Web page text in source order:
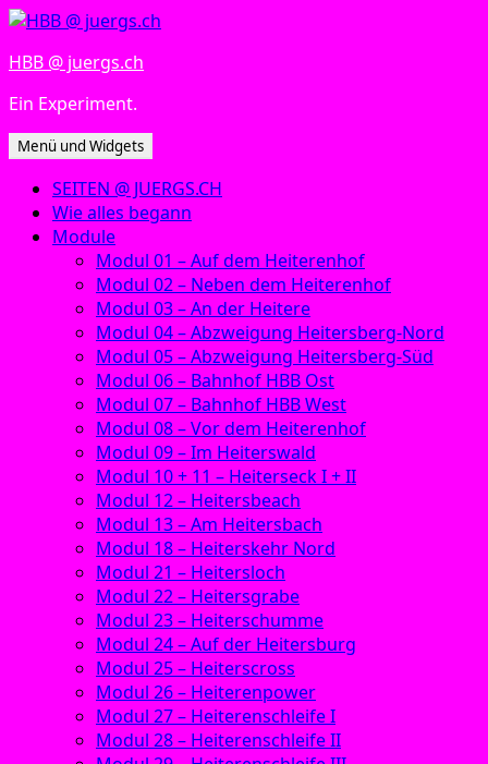
Zum
springen
HBB @ juergs.ch
Ein Experiment.
Menü und Widgets
SEITEN @ JUERGS.CH
Wie alles begann
Module
Modul 01 – Auf dem Heiterenhof
Modul 02 – Neben dem Heiterenhof
Modul 03 – An der Heitere
Modul 04 – Abzweigung Heitersberg-Nord
Modul 05 – Abzweigung Heitersberg-Süd
Modul 06 – Bahnhof HBB Ost
Modul 07 – Bahnhof HBB West
Modul 08 – Vor dem Heiterenhof
Modul 09 – Im Heiterswald
Modul 10 + 11 – Heiterseck I + II
Modul 12 – Heitersbeach
Modul 13 – Am Heitersbach
Modul 18 – Heiterskehr Nord
Modul 21 – Heitersloch
Modul 22 – Heitersgrabe
Modul 23 – Heiterschumme
Modul 24 – Auf der Heitersburg
Modul 25 – Heiterscross
Modul 26 – Heiterenpower
Modul 27 – Heiterenschleife I
Modul 28 – Heiterenschleife II